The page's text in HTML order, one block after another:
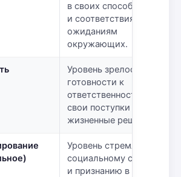
в своих способностях
и соответствия их
ожиданиям
окружающих.
Уровень зрелости и
готовности к
ответственности за
свои поступки и
жизненные решения.
Уровень стремления к
социальному статусу
и признанию в глазах